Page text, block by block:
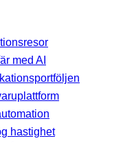
med AI
hastighet